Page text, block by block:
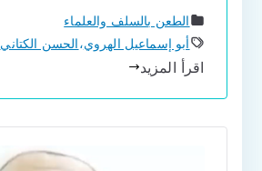
الطعن بالسلف والعلماء
أبو إسماعيل الهروي،الحسن الكتاني
اقرأ المزيد